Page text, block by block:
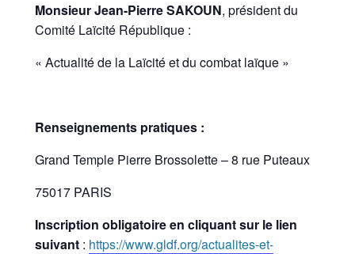
Monsieur Jean-Pierre SAKOUN, président du
Comité Laïcité République :
« Actualité de la Laïcité et du combat laïque »
Renseignements pratiques :
Grand Temple Pierre Brossolette – 8 rue Puteaux
75017 PARIS
Inscription obligatoire en cliquant sur le lien
suivant : https://www.gldf.org/actualites-et-